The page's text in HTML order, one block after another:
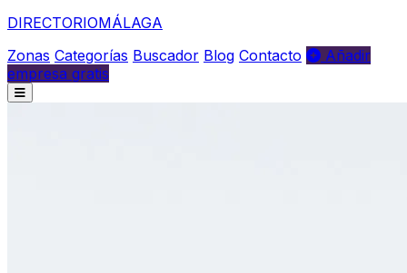
DIRECTORIOMÁLAGA
Zonas Categorías Buscador Blog Contacto
Añadir
empresa gratis